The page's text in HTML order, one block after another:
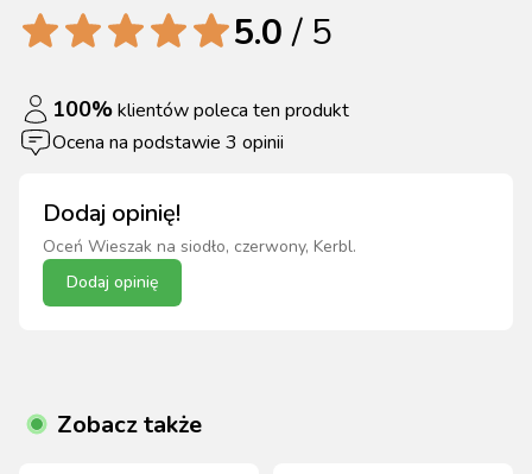
Dodaj opinię!
Oceń Wieszak na siodło, czerwony, Kerbl.
Dodaj opinię
5.0/ 5
100%klientów poleca ten produkt
Ocena na podstawie 3 opinii
Zobacz także